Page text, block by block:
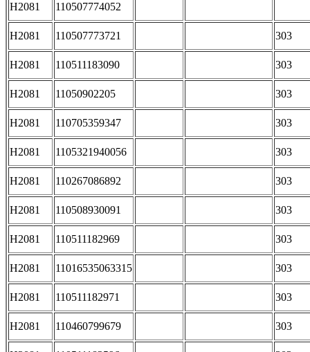
H2081 110507774052
H2081 110507773721 303
H2081 110511183090 303
H2081 11050902205 303
H2081 110705359347 303
H2081 1105321940056 303
H2081 110267086892 303
H2081 110508930091 303
H2081 110511182969 303
H2081 11016535063315 303
H2081 110511182971 303
H2081 110460799679 303